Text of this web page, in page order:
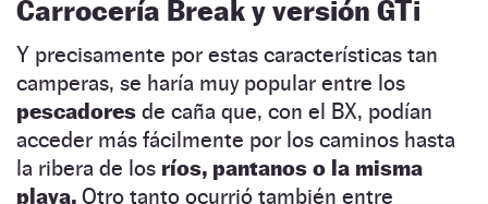
Carrocería Break y versión GTi
Y precisamente por estas características tan
camperas, se haría muy popular entre los
pescadores de caña que, con el BX, podían
acceder más fácilmente por los caminos hasta
la ribera de los ríos, pantanos o la misma
playa. Otro tanto ocurrió también entre